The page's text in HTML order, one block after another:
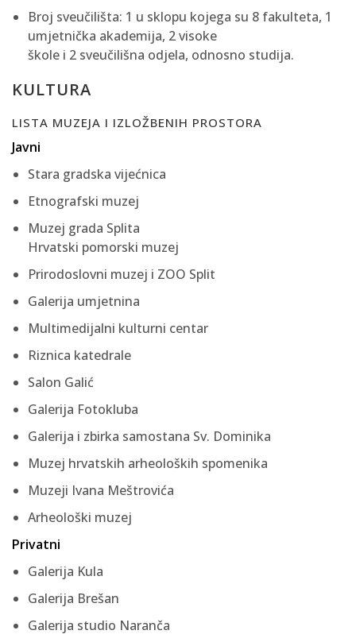
Broj sveučilišta: 1 u sklopu kojega su 8 fakulteta, 1
umjetnička akademija, 2 visoke
škole i 2 sveučilišna odjela, odnosno studija.
KULTURA
LISTA MUZEJA I IZLOŽBENIH PROSTORA
Javni
Stara gradska vijećnica
Etnografski muzej
Muzej grada Splita
Hrvatski pomorski muzej
Prirodoslovni muzej i ZOO Split
Galerija umjetnina
Multimedijalni kulturni centar
Riznica katedrale
Salon Galić
Galerija Fotokluba
Galerija i zbirka samostana Sv. Dominika
Muzej hrvatskih arheoloških spomenika
Muzeji Ivana Meštrovića
Arheološki muzej
Privatni
Galerija Kula
Galerija Brešan
Galerija studio Naranča